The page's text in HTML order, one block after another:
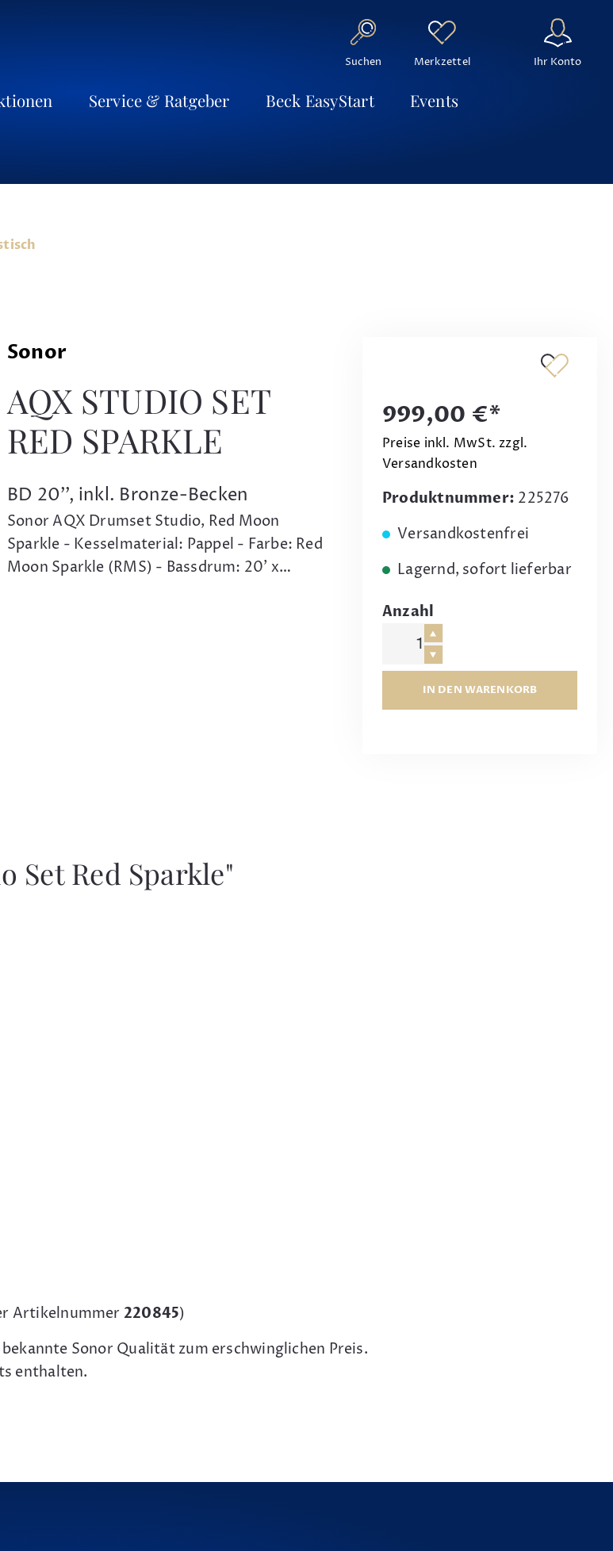
Service & Ratgeber Beck EasyStart Events
Suchen Merkzettel Ihr Konto
Sonor
AQX STUDIO SET
RED SPARKLE
BD 20'', inkl. Bronze-Becken
Sonor AQX Drumset Studio, Red Moon
Sparkle - Kesselmaterial: Pappel - Farbe: Red
Moon Sparkle (RMS) - Bassdrum: 20' x…
999,00 €*
Preise inkl. MwSt. zzgl.
Versandkosten
Produktnummer: 225276
Versandkostenfrei
Lagernd, sofort lieferbar
Anzahl
IN DEN WARENKORB
Set Red Sparkle"
Artikelnummer 220845)
Sonor Qualität zum erschwinglichen Preis.
enthalten.